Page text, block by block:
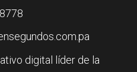
digital líder de la